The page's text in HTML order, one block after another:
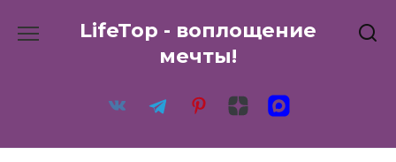
LifeTop - воплощение
мечты!